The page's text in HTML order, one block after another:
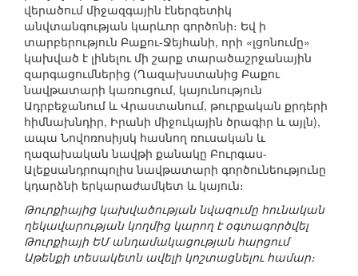
վերածում միջազգային էներգետիկ
անվտանգության կարևոր գործոնի։ Եվ ի
տարբերություն Բաքու-Ջեյհանի, որի «լցոնումը»
կախված է լինելու մի շարք տարածաշրջանային
զարգացումներից (Ղազախստանից Բաքու
նավթատարի կառուցում, կայունություն
Ադրբեջանում և Վրաստանում, թուրքական քրդերի
հիմնախնդիր, Իրանի միջուկային ծրագիր և այլն),
ապա Նովոռոսիյսկ հասնող ռուսական և
ղազախական նավթի քանակը Բուրգաս-
Ալեքսանդրոպոլիս նավթատարի գործունեությունը
կդարձնի երկարաժամկետ և կայուն։
Թուրքիայից կախվածության նվազումը հունական
ղեկավարության կողմից կարող է օգտագործվել
Թուրքիայի ԵՄ անդամակացության հարցում
Աթենքի տեսակետն ավելի կոշտացնելու համար։